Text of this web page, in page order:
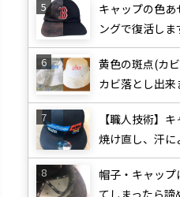
キャップの色あ
ングで復活しま
黄色の斑点(カ
カビ落とし出来
【職人技術】
焼け直し、汗に
帽子・キャップ
てしまったら諦